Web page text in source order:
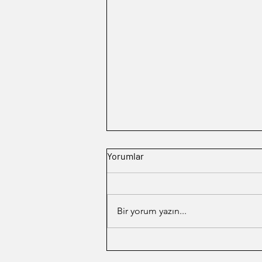
Kutu Kutu Pense
Yorumlar
Bir yorum yazın...